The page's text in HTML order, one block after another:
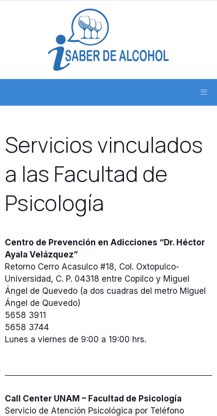
Servicios vinculados
a las Facultad de
Psicología
Centro de Prevención en Adicciones “Dr. Héctor
Ayala Velázquez”
Retorno Cerro Acasulco #18, Col. Oxtopulco-
Universidad, C. P. 04318 entre Copilco y Miguel
Ángel de Quevedo (a dos cuadras del metro Miguel
Ángel de Quevedo)
5658 3911
5658 3744
Lunes a viernes de 9:00 a 19:00 hrs.
Call Center UNAM – Facultad de Psicología
Servicio de Atención Psicológica por Teléfono